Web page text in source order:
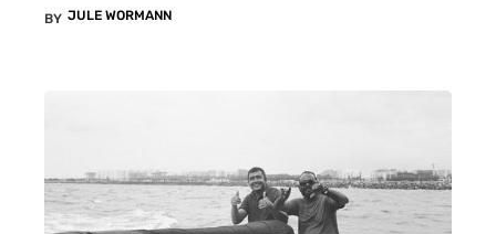
BY JULE WORMANN